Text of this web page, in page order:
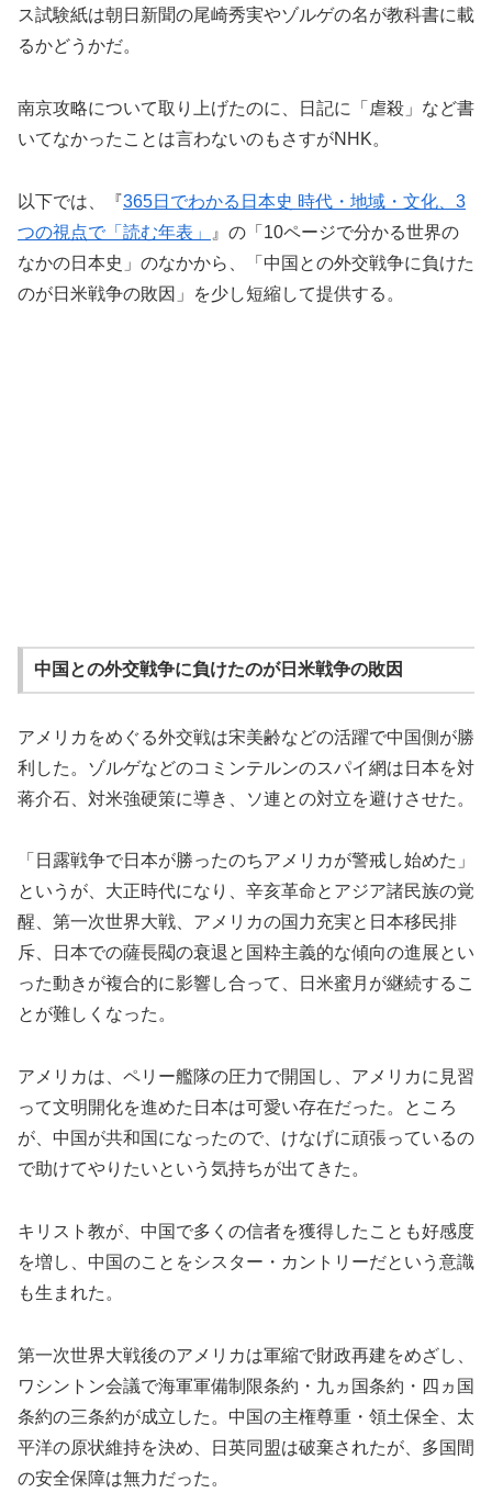
ス試験紙は朝日新聞の尾崎秀実やゾルゲの名が教科書に載
るかどうかだ。
南京攻略について取り上げたのに、日記に「虐殺」など書
いてなかったことは言わないのもさすがNHK。
以下では、『365日でわかる日本史 時代・地域・文化、3
つの視点で「読む年表」
』の「10ページで分かる世界の
なかの日本史」のなかから、「中国との外交戦争に負けた
のが日米戦争の敗因」を少し短縮して提供する。
中国との外交戦争に負けたのが日米戦争の敗因
アメリカをめぐる外交戦は宋美齢などの活躍で中国側が勝
利した。ゾルゲなどのコミンテルンのスパイ網は日本を対
蒋介石、対米強硬策に導き、ソ連との対立を避けさせた。
「日露戦争で日本が勝ったのちアメリカが警戒し始めた」
というが、大正時代になり、辛亥革命とアジア諸民族の覚
醒、第一次世界大戦、アメリカの国力充実と日本移民排
斥、日本での薩長閥の衰退と国粋主義的な傾向の進展とい
った動きが複合的に影響し合って、日米蜜月が継続するこ
とが難しくなった。
アメリカは、ペリー艦隊の圧力で開国し、アメリカに見習
って文明開化を進めた日本は可愛い存在だった。ところ
が、中国が共和国になったので、けなげに頑張っているの
で助けてやりたいという気持ちが出てきた。
キリスト教が、中国で多くの信者を獲得したことも好感度
を増し、中国のことをシスター・カントリーだという意識
も生まれた。
第一次世界大戦後のアメリカは軍縮で財政再建をめざし、
ワシントン会議で海軍軍備制限条約・九ヵ国条約・四ヵ国
条約の三条約が成立した。中国の主権尊重・領土保全、太
平洋の原状維持を決め、日英同盟は破棄されたが、多国間
の安全保障は無力だった。